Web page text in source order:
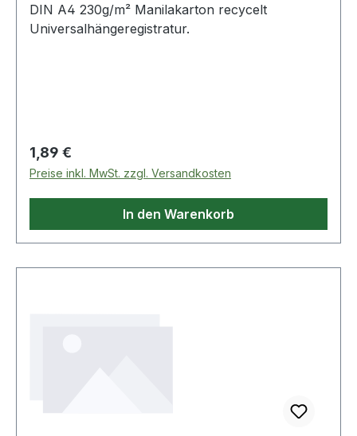
DIN A4 230g/m² Manilakarton recycelt
Universalhängeregistratur.
Regulärer Preis:
1,89 €
Preise inkl. MwSt. zzgl. Versandkosten
In den Warenkorb